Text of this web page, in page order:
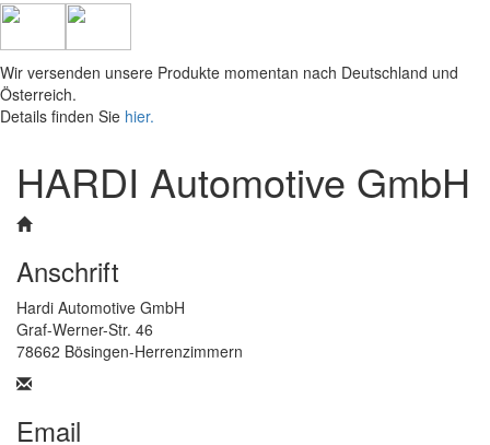
Wir versenden unsere Produkte momentan nach Deutschland und
Österreich.
Details finden Sie hier.
HARDI Automotive GmbH
Anschrift
Hardi Automotive GmbH
Graf-Werner-Str. 46
78662 Bösingen-Herrenzimmern
Email